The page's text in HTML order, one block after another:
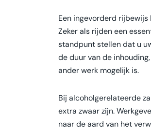
Een ingevorderd
Zeker als rijden een
standpunt stellen dat u
de duur van de
ander werk mogelijk is.
Bij alcoholgerelateerde
extra zwaar zijn.
naar de aard van het